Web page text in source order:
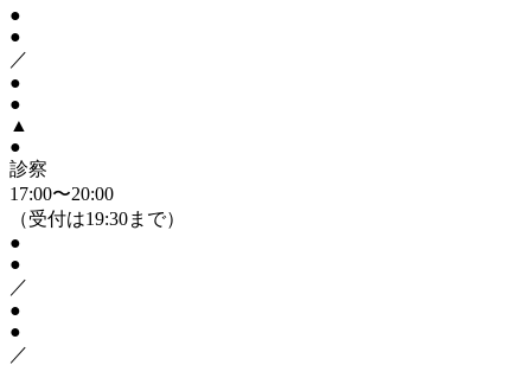
●
●
／
●
●
▲
●
診察
17:00〜20:00
（受付は19:30まで）
●
●
／
●
●
／